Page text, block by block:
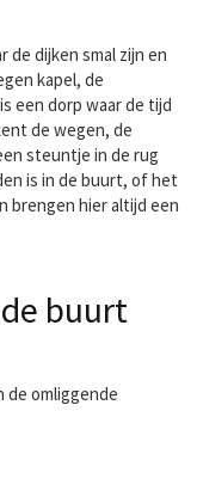
dijken smal zijn en
kapel, de
een dorp waar de tijd
de wegen, de
steuntje in de rug
is in de buurt, of het
brengen hier altijd een
buurt
de omliggende